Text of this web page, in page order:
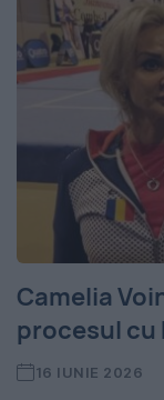
Camelia
procesul cu
16 IUNIE 2026